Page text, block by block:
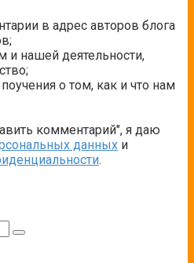
в адрес авторов блога
и нашей деятельности,
о том, как и что нам
комментарий", я даю
данных и
.